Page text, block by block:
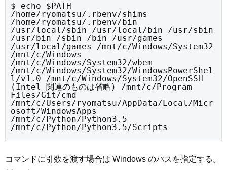
$ echo $PATH
/home/ryomatsu/.rbenv/shims
/home/ryomatsu/.rbenv/bin
/usr/local/sbin /usr/local/bin /usr/sbin
/usr/bin /sbin /bin /usr/games
/usr/local/games /mnt/c/Windows/System32
/mnt/c/Windows
/mnt/c/Windows/System32/wbem
/mnt/c/Windows/System32/WindowsPowerShel
l/v1.0 /mnt/c/Windows/System32/OpenSSH
(Intel 関連のものは省略) /mnt/c/Program
Files/Git/cmd
/mnt/c/Users/ryomatsu/AppData/Local/Micr
osoft/WindowsApps
/mnt/c/Python/Python3.5
/mnt/c/Python/Python3.5/Scripts
コマンドに引数を渡す場合は Windows のパスを指定する。